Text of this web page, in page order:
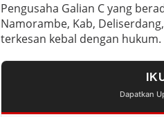
Pengusaha Galian C yang
Namorambe, Kab,
terkesan kebal dengan hukum.
Dapatkan